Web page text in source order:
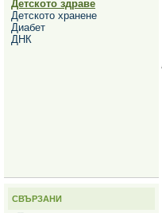
оферти
Всички
оферти
Детското здраве
Детското хранене
Диабет
ДНК
СВЪРЗАНИ